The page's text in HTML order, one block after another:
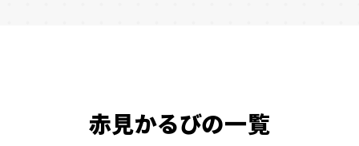
赤見かるびの一覧